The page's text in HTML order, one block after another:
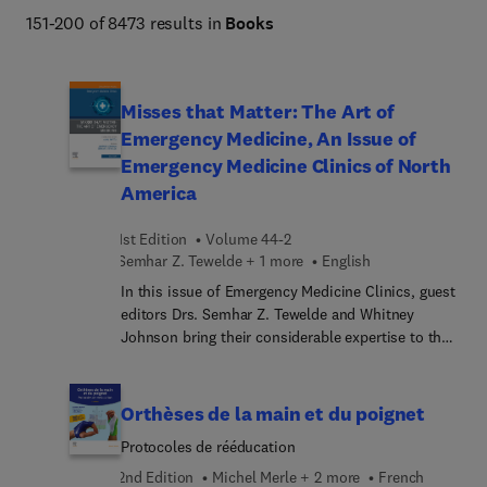
Netter Atlas of Human Anatomy, Braunwald's Heart
(Rumack), The Harriet Lane Handbook, Fanaroff and
Martin's Neonatal-Perinatal Medicine, Ferri's Clinical
Advisor, Conn's Current Therapy, and more.
151-200 of 8473 results in Books
Misses that Matter: The Art of
Emergency Medicine, An Issue of
Emergency Medicine Clinics of North
America
1st Edition
Volume 44-2
Semhar Z. Tewelde + 1 more
English
In this issue of Emergency Medicine Clinics, guest
editors Drs. Semhar Z. Tewelde and Whitney
Johnson bring their considerable expertise to the
emphasizes the significance of paying attention
to, recognizing, and addressing small details to
ensure comprehensive and effective patient care
during emergencies. In this issue, top experts
Orthèses de la main et du poignet
Protocoles de rééducation
2nd Edition
Michel Merle + 2 more
French